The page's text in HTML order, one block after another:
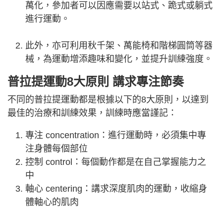
萬化，參加者可以因應需要以站式、跪式或躺式
進行運動。
此外，亦可利用秋千架、萬能椅和階梯圓筒等器
械，為運動增添趣味和變化，並提升訓練強度。
普拉提運動8大原則 講求專注節奏
不同的普拉提運動都是根據以下的8大原則，以達到
最佳的治療和訓練效果，訓練時應當謹記：
專注 concentration：進行運動時，必須集中專
注身體每個部位
控制 control：每個動作都是在自己掌握能力之
中
軸心 centering：講求深度肌肉的運動，收縮身
體軸心的肌肉